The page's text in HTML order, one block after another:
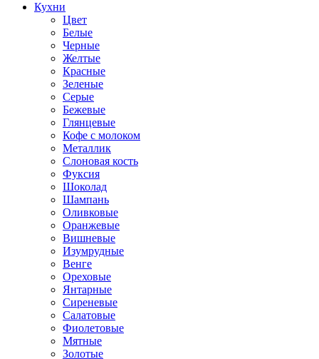
Кухни
Цвет
Белые
Черные
Желтые
Красные
Зеленые
Серые
Бежевые
Глянцевые
Кофе с молоком
Металлик
Слоновая кость
Фуксия
Шоколад
Шампань
Оливковые
Оранжевые
Вишневые
Изумрудные
Венге
Ореховые
Янтарные
Сиреневые
Салатовые
Фиолетовые
Мятные
Золотые